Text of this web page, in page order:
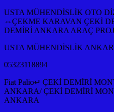
USTA MÜHENDİSLİK OTO
⇔ÇEKME KARAVAN ÇEKİ
DEMİRİ ANKARA ARAÇ
USTA MÜHENDİSLİK
05323118894
Fiat Palio↵ ÇEKİ DEMİRİ
ANKARA/ ÇEKİ DEMİRİ
ANKARA